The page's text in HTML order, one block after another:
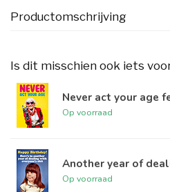
Productomschrijving
Is dit misschien ook iets
Never act your age
Op voorraad
Another year of
Op voorraad